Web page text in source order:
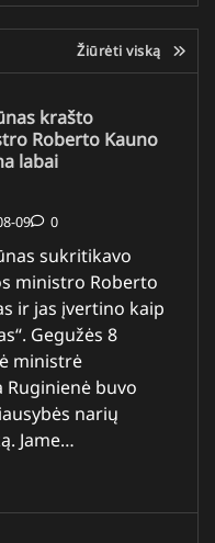
Žiūrėti viską
krašto
Roberto Kauno
labai
09 0
sukritikavo
ministro Roberto
ir jas įvertino kaip
Gegužės 8
ministrė
buvo
narių
Jame…